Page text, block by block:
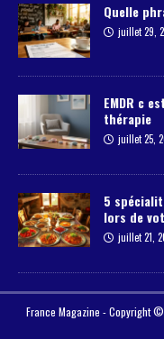
Quelle
juillet 29,
EMDR c
thérapie
juillet 25,
5
lors de
juillet 21,
France Magazine - Copyright